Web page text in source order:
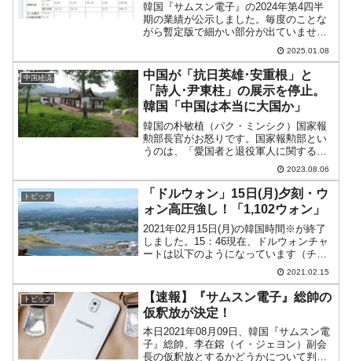
韓国『サムスン電子』の2024年第4四半
期の業績が公示しました。毎度のことな
がら暫定版で細かい部分が出ていません
ので、あまり面白くはありませんが、ご
紹介しておきます。2024年第4四半期総
売上：75.00兆ウォン（+10.65％）営業利
益：...
2025.01.08
中国経済
中国が「抗日英雄･安重根」と
「詩人･尹東柱」の展示を停止。
韓国「中国は本当に大国か」
韓国の朴敏植（パク・ミンシク）国家報
勲部長官がお怒りです。国家報勲部とい
うのは、「愛国者と退役軍人に関する政
策の立案と実施を行うこと」が業務で、
白善燁将軍の名誉を回復する措置を取っ
た――という件でも登場しました。その
朴部長がSNSで「中国は...
2023.08.06
トピック
「ドルウォン」15日(月)夕刻・ウ
ォン高圧強し！「1,102ウォン」
2021年02月15日(月)の韓国時間※が終了
しました。15：46現在、ドルウォンチャ
ートは以下のようになっています（チャ
ートは『Investing.com』より引用：以下
同）。陰線となって、およそ「1ドル＝
1,102ウォン」でもんでいます...
2021.02.15
トピック
【速報】『サムスン電子』総帥の
仮釈放が決定！
本日2021年08月09日、韓国『サムスン電
子』総帥、李在鎔（イ・ジェヨン）副会
長の仮釈放とするかどうかについて判断